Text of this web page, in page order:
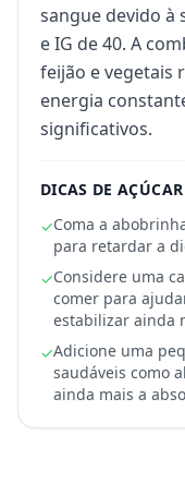
sangue devido à
e IG de 40. A
feijão e vegetais
energia
significativos.
DICAS DE AÇÚCAR
✓Coma a
para retardar a
✓Considere uma
comer para
estabilizar ainda
✓Adicione uma
saudáveis como
ainda mais a